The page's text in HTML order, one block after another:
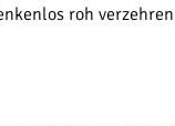
roh